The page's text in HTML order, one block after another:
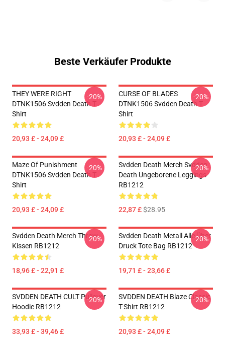
Beste Verkäufer Produkte
THEY WERE RIGHT
DTNK1506 Svdden Death T-
Shirt
20,93 £ - 24,09 £
-20%
CURSE OF BLADES
DTNK1506 Svdden Death T-
Shirt
20,93 £ - 24,09 £
-20%
Maze Of Punishment
DTNK1506 Svdden Death T-
Shirt
20,93 £ - 24,09 £
-20%
Svdden Death Merch Svdden
Death Ungeborene Leggings
RB1212
22,87 £$28.95
-20%
Svdden Death Merch Throw
Kissen RB1212
18,96 £ - 22,91 £
-20%
Svdden Death Metall Alle Über
Druck Tote Bag RB1212
19,71 £ - 23,66 £
-20%
SVDDEN DEATH CULT Pullover
Hoodie RB1212
33,93 £ - 39,46 £
-20%
SVDDEN DEATH Blaze Classic
T-Shirt RB1212
20,93 £ - 24,09 £
-20%